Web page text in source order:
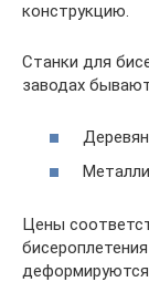
конструкцию.
Станки для
заводах
Цены
деформируются